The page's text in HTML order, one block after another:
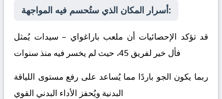
أسرار المكان الذي ستُحسم فيه المواجهة:
قد تؤكد الإحصائيات أن ملعب باراغواي – سيدات يُمثل
فأل خير لفريق 45، حيث لم يخسر فيه منذ سنوات
ربما يكون الجو باردًا مما يُساعد على رفع مستوى اللياقة
البدنية ويُحفز الأداء البدني القوي